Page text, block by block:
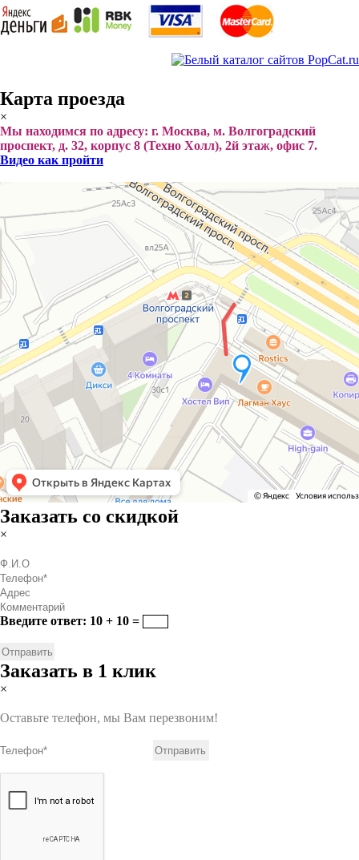
Карта проезда
×
Мы находимся по адресу: г. Москва, м. Волгоградский
проспект, д. 32, корпус 8 (Техно Холл), 2й этаж, офис 7.
Видео как пройти
Заказать со скидкой
×
Введите ответ: 10 + 10 =
Заказать в 1 клик
×
Оставьте телефон, мы Вам перезвоним!